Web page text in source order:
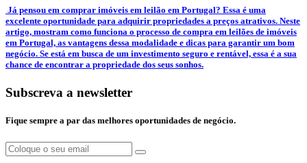
­ Já pensou em comprar imóveis em leilão em Portugal? Essa é uma
excelente oportunidade para adquirir propriedades a preços atrativos. Neste
artigo, mostram como funciona o processo de compra em leilões de imóveis
em Portugal, as vantagens dessa modalidade e dicas para garantir um bom
negócio. Se está em busca de um investimento seguro e rentável, essa é a sua
chance de encontrar a propriedade dos seus sonhos.
Subscreva a newsletter
Fique sempre a par das melhores oportunidades de negócio.